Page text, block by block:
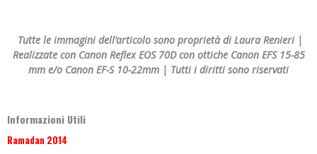
Tutte le immagini dell’articolo sono proprietà di Laura Renieri |
Realizzate con Canon Reflex EOS 70D con ottiche Canon EFS 15-85
mm e/o Canon EF-S 10-22mm | Tutti i diritti sono riservati
Informazioni Utili
Ramadan 2014